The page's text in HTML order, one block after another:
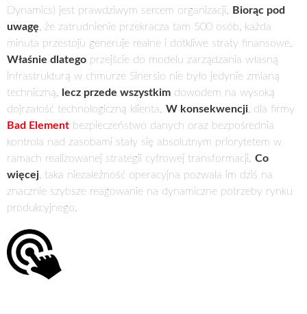
Dynamics) jest prawdziwym sercem organizacji.
Biorąc pod
uwagę , że zatrudnienie przekracza tam 500 osób, każda
minuta przestoju generuje realne i dotkliwe straty finansowe.
Właśnie dlatego przejście do modelu zarządzania własną
infrastrukturą w chmurze Sinersio nie było jedynie zmianą
techniczną,
lecz przede wszystkim dowodem na wysoką
dojrzałość technologiczną klienta. W konsekwencji , dla firmy
Bad Element bezpieczeństwo danych oraz bezpośrednia
kontrola nad zasobami stały się absolutnym priorytetem w
ramach realizowanej strategii cyfrowej transformacji. Co
więcej , taka niezależność operacyjna pozwala im dziś na
znacznie szybsze reagowanie na dynamiczne potrzeby rynku
produkcyjnego.